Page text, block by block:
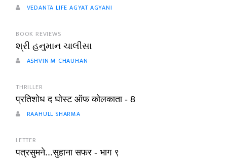
VEDANTA LIFE AGYAT AGYANI
BOOK REVIEWS
શ્રી હનુમાન ચાલીસા
ASHVIN M CHAUHAN
THRILLER
प्रतिशोध द घोस्ट ऑफ कोलकाता - 8
RAAHULL SHARMA
LETTER
पत्रसुमने...सुहाना सफर - भाग ९